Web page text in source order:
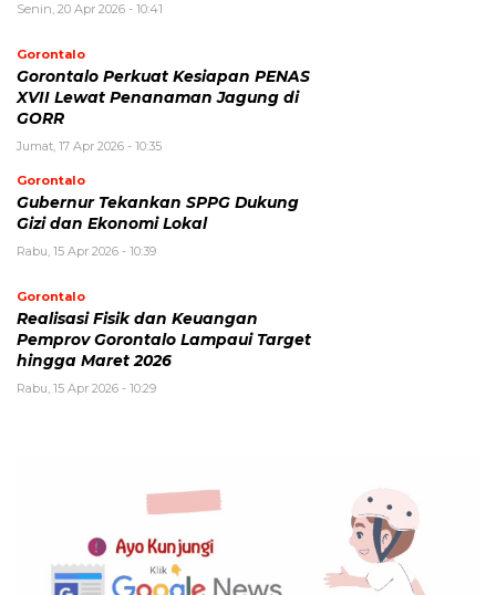
Senin, 20 Apr 2026 - 10:41
Gorontalo
Gorontalo Perkuat Kesiapan PENAS
XVII Lewat Penanaman Jagung di
GORR
Jumat, 17 Apr 2026 - 10:35
Gorontalo
Gubernur Tekankan SPPG Dukung
Gizi dan Ekonomi Lokal
Rabu, 15 Apr 2026 - 10:39
Gorontalo
Realisasi Fisik dan Keuangan
Pemprov Gorontalo Lampaui Target
hingga Maret 2026
Rabu, 15 Apr 2026 - 10:29